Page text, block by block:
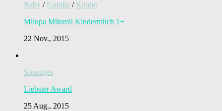
Baby / Familie / Kinder
Milupa Milumil Kindermilch 1+
22 Nov., 2015
Sonstiges
Liebster Award
25 Aug., 2015